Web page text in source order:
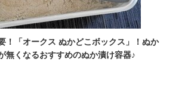
！「オークス ぬかどこボックス」！ぬか
無くなるおすすめのぬか漬け容器♪